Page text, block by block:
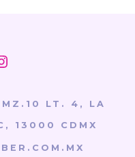
Abrir
una
nueva
LT. 4, LA
13000 CDMX